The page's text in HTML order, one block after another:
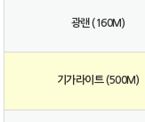
광랜 (160M)
기가라이트 (500M)